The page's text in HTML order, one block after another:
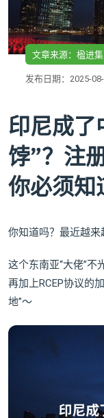
文章来源：楹进
发布日期：2025-
印尼成了
饽”？注
你必须知
你知道吗？最近越来
这个东南亚“大佬”不
再加上RCEP协议的
地”～